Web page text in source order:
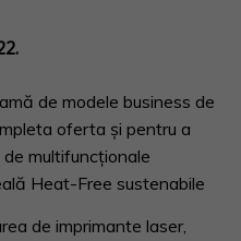
de modele business de
oferta și pentru a
multifuncționale
Heat-Free sustenabile
de imprimante laser,